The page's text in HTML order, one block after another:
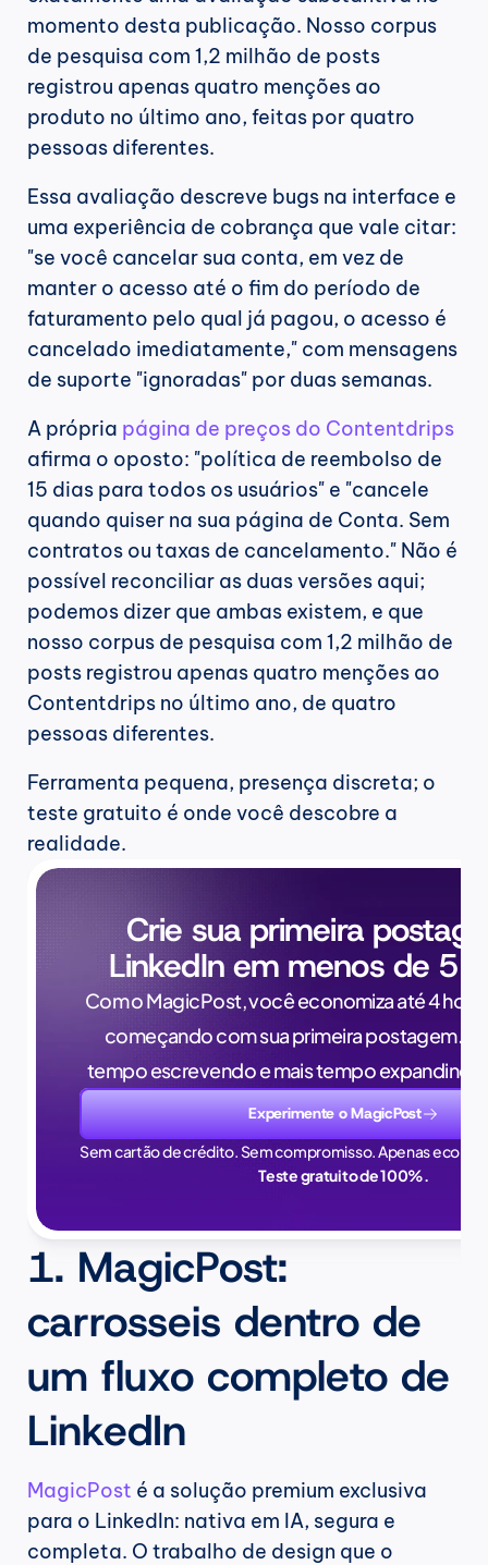
momento desta publicação. Nosso corpus
de pesquisa com 1,2 milhão de posts
registrou apenas quatro menções ao
produto no último ano, feitas por quatro
pessoas diferentes.
Essa avaliação descreve bugs na interface e
uma experiência de cobrança que vale citar:
"se você cancelar sua conta, em vez de
manter o acesso até o fim do período de
faturamento pelo qual já pagou, o acesso é
cancelado imediatamente," com mensagens
de suporte "ignoradas" por duas semanas.
A própria página de preços do Contentdrips
afirma o oposto: "política de reembolso de
15 dias para todos os usuários" e "cancele
quando quiser na sua página de Conta. Sem
contratos ou taxas de cancelamento." Não é
possível reconciliar as duas versões aqui;
podemos dizer que ambas existem, e que
nosso corpus de pesquisa com 1,2 milhão de
posts registrou apenas quatro menções ao
Contentdrips no último ano, de quatro
pessoas diferentes.
Ferramenta pequena, presença discreta; o
teste gratuito é onde você descobre a
realidade.
Crie sua primeira
LinkedIn em menos de 5
Com o MagicPost, você economiza até 4
começando com sua primeira postagem.
tempo escrevendo e mais tempo
Experimente o MagicPost
Sem cartão de crédito. Sem compromisso. Apenas
Teste gratuito de 100%.
1. MagicPost:
carrosseis dentro de
um fluxo completo de
LinkedIn
MagicPost é a solução premium exclusiva
para o LinkedIn: nativa em IA, segura e
completa. O trabalho de design que o